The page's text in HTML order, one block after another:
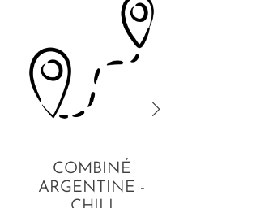
COMBINÉ
ARGENTINE -